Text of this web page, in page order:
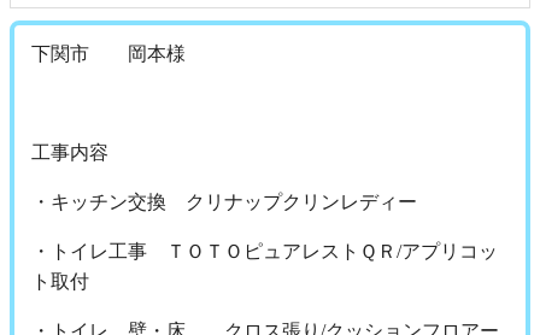
下関市 岡本様
工事内容
・キッチン交換 クリナップクリンレディー
・トイレ工事 ＴＯＴＯピュアレストＱＲ/アプリコッ
ト取付
・トイレ 壁・床 クロス張り/クッションフロアー